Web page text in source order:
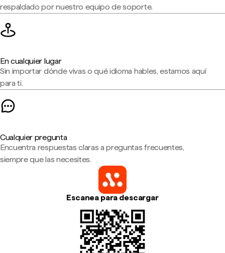
respaldado por nuestro equipo de soporte.
En cualquier lugar
Sin importar dónde vivas o qué idioma hables, estamos aquí
para ti.
Cualquier pregunta
Encuentra respuestas claras a preguntas frecuentes,
siempre que las necesites.
Escanea para descargar